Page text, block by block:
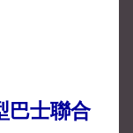
巴士聯合